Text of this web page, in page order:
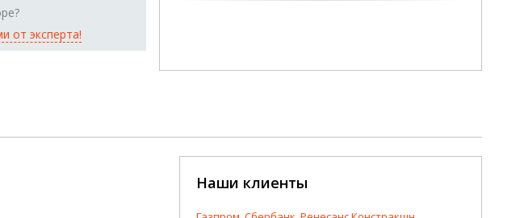
от эксперта!
Наши клиенты